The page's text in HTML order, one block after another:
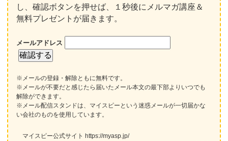
し、確認ボタンを押せば、１秒後にメルマガ講座＆
無料プレゼントが届きます。
メールアドレス
※メールの登録・解除ともに無料です。
※メールが不要だと感じたら届いたメール本文の最下部よりいつでも
解除ができます。
※メール配信スタンドは、マイスピーという迷惑メールが一切届かな
い会社のものを使用しています。
マイスピー公式サイト https://myasp.jp/